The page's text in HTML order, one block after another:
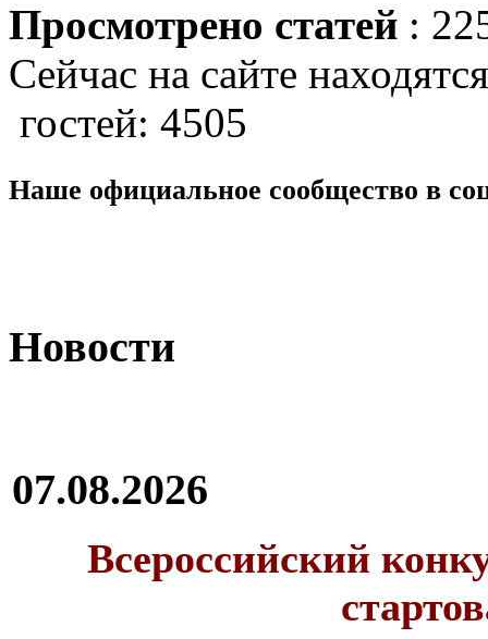
Просмотрено статей :
Сейчас на сайте
гостей: 4505
Наше официальное сообщество в
Новости
07.08.2026
Всероссийский